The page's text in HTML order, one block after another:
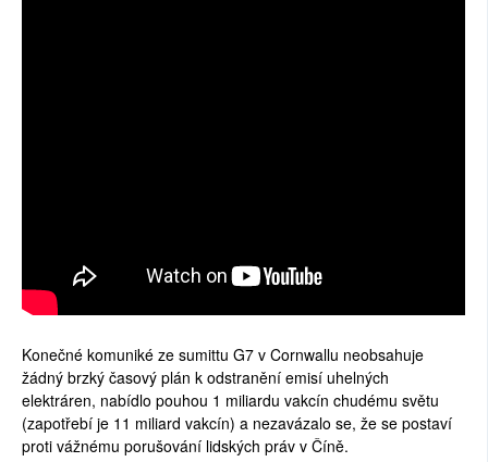
Konečné komuniké ze sumittu G7 v Cornwallu neobsahuje
žádný brzký časový plán k odstranění emisí uhelných
elektráren, nabídlo pouhou 1 miliardu vakcín chudému světu
(zapotřebí je 11 miliard vakcín) a nezavázalo se, že se postaví
proti vážnému porušování lidských práv v Číně.